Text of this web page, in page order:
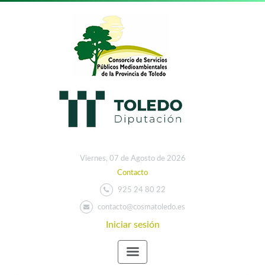
Viernes, 07 de Agosto de 2026
Contacto
925 24 80 22
contacto@cosmatoledo.es
Iniciar sesión